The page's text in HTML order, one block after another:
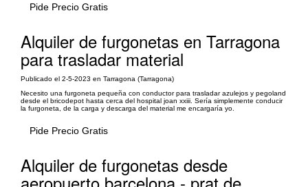
Pide Precio Gratis
Alquiler de furgonetas en Tarragona
para trasladar material
Publicado el 2-5-2023 en Tarragona (Tarragona)
Necesito una furgoneta pequeña con conductor para trasladar azulejos y pegoland
desde el bricodepot hasta cerca del hospital joan xxiii. Sería simplemente conducir
la furgoneta, de la carga y descarga del material me encargaría yo.
Pide Precio Gratis
Alquiler de furgonetas desde